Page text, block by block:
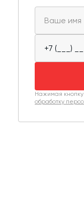
Нажимая кнопку
обработку